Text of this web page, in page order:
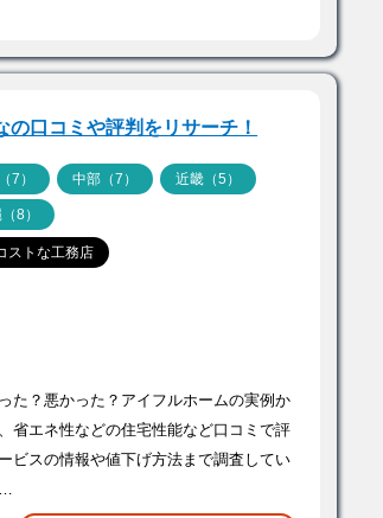
口コミや評判をリサーチ！
7） 中部（7） 近畿（5）
8）
ストな工務店
た？悪かった？アイフルホームの実例か
省エネ性などの住宅性能など口コミで評
ビスの情報や値下げ方法まで調査してい
…